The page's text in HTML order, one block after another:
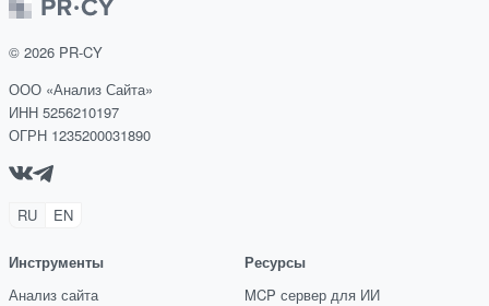
© 2026 PR-CY
ООО «Анализ Сайта»
ИНН 5256210197
ОГРН 1235200031890
RU EN
Инструменты
Анализ сайта
Ресурсы
MCP сервер для ИИ